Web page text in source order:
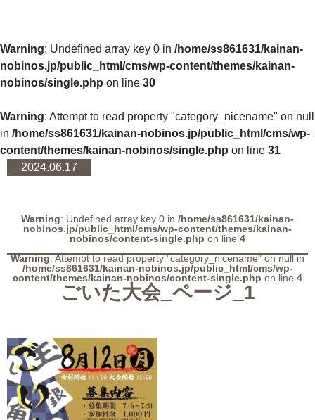
Warning: Undefined array key 0 in /home/ss861631/kainan-
nobinos.jp/public_html/cms/wp-content/themes/kainan-
nobinos/single.php on line 30
Warning: Attempt to read property "category_nicename" on null
in /home/ss861631/kainan-nobinos.jp/public_html/cms/wp-
content/themes/kainan-nobinos/single.php on line 31
2024.06.17
Warning: Undefined array key 0 in /home/ss861631/kainan-
nobinos.jp/public_html/cms/wp-content/themes/kainan-
nobinos/content-single.php on line 4
Warning: Attempt to read property "category_nicename" on null in
/home/ss861631/kainan-nobinos.jp/public_html/cms/wp-
content/themes/kainan-nobinos/content-single.php on line 4
ごいた大会_ページ_1